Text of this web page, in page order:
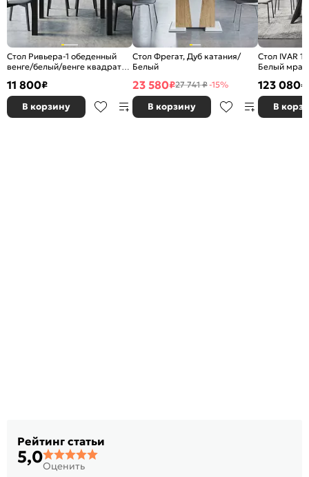
Стол Ривьера-1 обеденный
венге/белый/венге квадраты
11 800₽
В корзину
Стол Фрегат, Дуб катания/
Белый
23 580₽27 741 ₽-15%
В корзину
Стол IVAR
Белый
123 080₽
В
Рейтинг статьи
5,0Оценить